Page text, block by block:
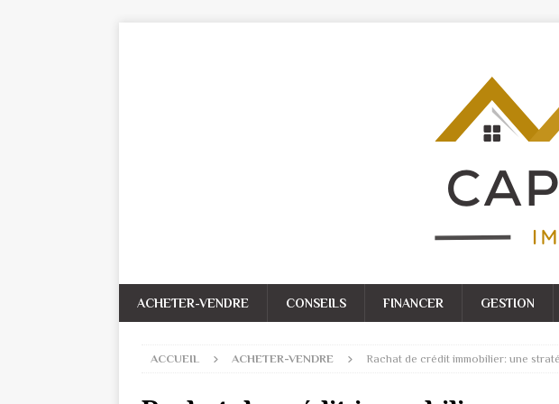
ACHETER-VENDRE CONSEILS FINANCER GESTION
ACCUEIL ACHETER-VENDRE Rachat de crédit immobilier: une